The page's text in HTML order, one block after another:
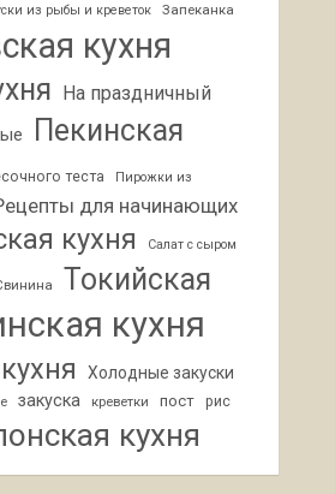
из рыбы и креветок Запеканка
кухня
На праздничный
Пекинская
теста
Пирожки из
для начинающих
кухня Салат с сыром
Токийская
кухня
Холодные закуски
закуска креветки пост рис
кухня